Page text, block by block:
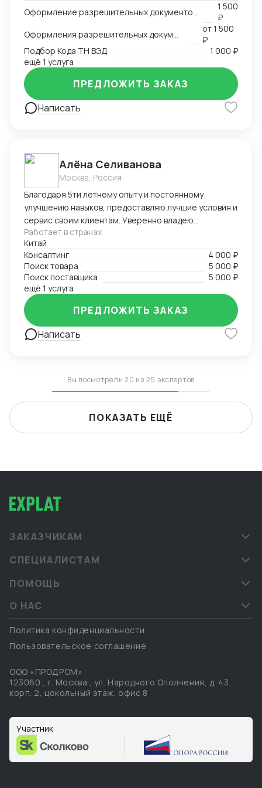
-оформление сертификации на товар: СГР, ДС, СС,
РУ, Нотификация -деловая переписка -продажи
-пользование Инкотермс -общение с фабриками (на
китайском языке) -кастомизация продукта -работа с
OEM \ ODM фабриками - доставка и растаможка
образцов для изготовления сертификации. Проекты
разной сложности, от станков до БАДов
1 500
₽
от1 500
₽
Подбор Кода ТН ВЭД
1 000 ₽
ещё 1 услуга
Написать
ПРЕДЛОЖИТЬ ЗАКАЗ
Алёна Селиванова
Москва, Россия
Благодаря 5ти летнему опыту и постоянному
улучшению навыков, предоставляю лучшие условия и
сервис своим клиентам. Уверенно владею
несколькими языками, что позволяет эффективно
работать как с российскими, так и с китайскими
клиентами.
Работает в странах
Китай
Консалтинг
4 000 ₽
Поиск товара
5 000 ₽
Поиск поставщика
5 000 ₽
ещё 1 услуга
Написать
ПРЕДЛОЖИТЬ ЗАКАЗ
Вы посмотрели 20 из 25 экспертов
ПОКАЗАТЬ ЕЩЁ
ЗАКАЗЧИКАМ
СПЕЦИАЛИСТАМ
ПОМОЩЬ
О НАС
Политика конфиденциальности
Пользовательское соглашение
ООО «ПРОДРОМ»
123060 , г. Москва , ул. Народного Ополчения, д. 43,
корп. 2, цокольный этаж, офис 8
Участник